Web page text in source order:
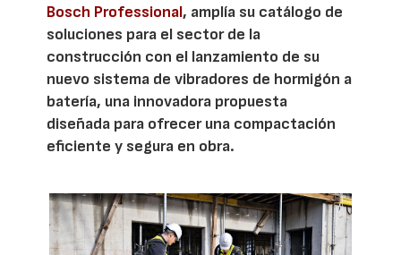
Bosch Professional, amplía su catálogo de
soluciones para el sector de la
construcción con el lanzamiento de su
nuevo sistema de vibradores de hormigón a
batería, una innovadora propuesta
diseñada para ofrecer una compactación
eficiente y segura en obra.